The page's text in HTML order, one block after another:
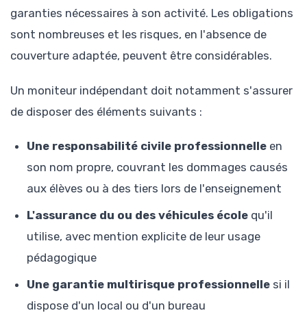
garanties nécessaires à son activité. Les obligations
sont nombreuses et les risques, en l'absence de
couverture adaptée, peuvent être considérables.
Un moniteur indépendant doit notamment s'assurer
de disposer des éléments suivants :
Une responsabilité civile professionnelle en
son nom propre, couvrant les dommages causés
aux élèves ou à des tiers lors de l'enseignement
L'assurance du ou des véhicules école qu'il
utilise, avec mention explicite de leur usage
pédagogique
Une garantie multirisque professionnelle si il
dispose d'un local ou d'un bureau